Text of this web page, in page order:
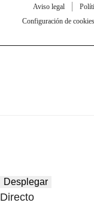
Aviso legal
Configuración de cookies
Desplegar
Directo